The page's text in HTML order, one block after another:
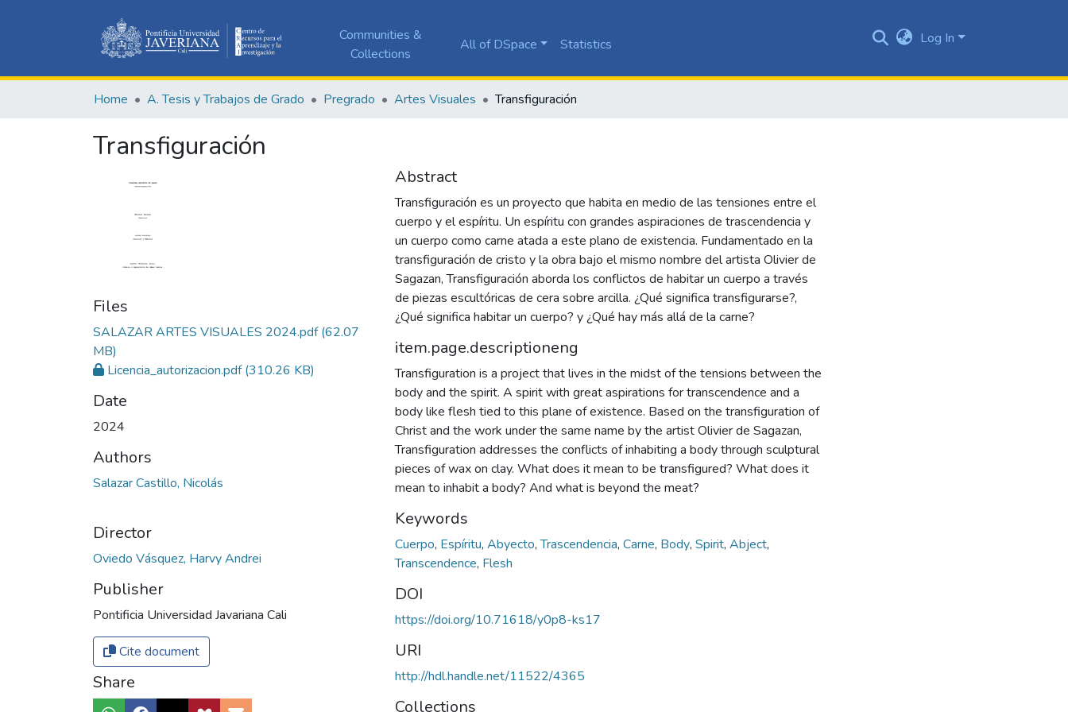
Communities &
Collections
All of DSpace Statistics Log In
Home A. Tesis y Trabajos de Grado Pregrado Artes Visuales Transfiguración
Transfiguración
Files
SALAZAR ARTES VISUALES 2024.pdf(62.07
MB)
Licencia_autorizacion.pdf(310.26 KB)
Date
2024
Authors
Salazar Castillo, Nicolás
Director
Oviedo Vásquez, Harvy Andrei
Publisher
Pontificia Universidad Javariana Cali
Cite document
Share
Abstract
Transfiguración es un proyecto que habita en medio de las tensiones entre el
cuerpo y el espíritu. Un espíritu con grandes aspiraciones de trascendencia y
un cuerpo como carne atada a este plano de existencia. Fundamentado en la
transfiguración de cristo y la obra bajo el mismo nombre del artista Olivier de
Sagazan, Transfiguración aborda los conflictos de habitar un cuerpo a través
de piezas escultóricas de cera sobre arcilla. ¿Qué significa transfigurarse?,
¿Qué significa habitar un cuerpo? y ¿Qué hay más allá de la carne?
item.page.descriptioneng
Transfiguration is a project that lives in the midst of the tensions between the
body and the spirit. A spirit with great aspirations for transcendence and a
body like flesh tied to this plane of existence. Based on the transfiguration of
Christ and the work under the same name by the artist Olivier de Sagazan,
Transfiguration addresses the conflicts of inhabiting a body through sculptural
pieces of wax on clay. What does it mean to be transfigured? What does it
mean to inhabit a body? And what is beyond the meat?
Keywords
Cuerpo, Espíritu, Abyecto,Trascendencia, Carne, Body, Spirit, Abject,
Transcendence, Flesh
DOI
https://doi.org/10.71618/y0p8-ks17
URI
http://hdl.handle.net/11522/4365
Collections